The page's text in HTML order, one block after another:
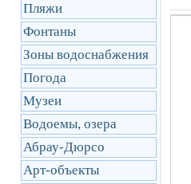
Пляжи
Фонтаны
Зоны водоснабжения
Погода
Музеи
Водоемы, озера
Абрау-Дюрсо
Арт-объекты